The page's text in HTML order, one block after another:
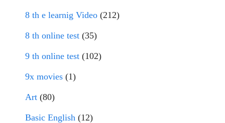
8 th e learnig Video (212)
8 th online test (35)
9 th online test (102)
9x movies (1)
Art (80)
Basic English (12)